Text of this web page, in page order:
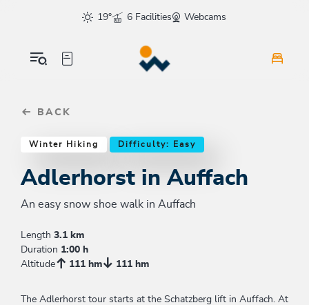
sr.skip-to.main-content
sr.skip-to.table-of-contents
sr.skip-to.main-navigation
19°
6 Facilities Webcams
BACK
Winter Hiking Difficulty: Easy
Adlerhorst in Auffach
An easy snow shoe walk in Auffach
Length 3.1 km
Duration 1:00 h
Altitude
111 hm 111 hm
The Adlerhorst tour starts at the Schatzberg lift in Auffach. At